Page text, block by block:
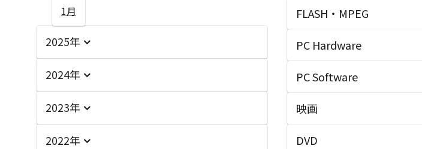
1月
2025年
2024年
2023年
2022年
FLASH・MPEG
PC Hardware
PC Software
映画
DVD